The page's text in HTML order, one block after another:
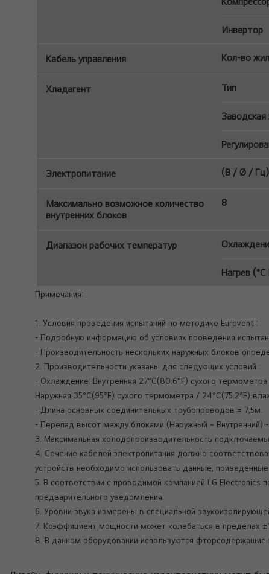
Инвертор
Кабель управления Кол-во
Хладагент Тип
Заводская
Электропитание (В / Ø / Гц)
Максимально возможное количество
внутренних блоков
8
Диапазон рабочих температур
Нагрев
Примечания:
1. Условия проведения испытаний по методике Eurovent :
- Подробную информацию об условиях проведения
- Производительность нескольких наружных блоков
2. Производительности указаны для следующих условий :
- Охлаждение: Внутренняя 27°C(80.6°F) сухого
Наружная 35°C(95°F) сухого термометра / 24°C(75.2°F)
- Длина основных соединительных трубопроводов = 7,5м.
- Перепад высот между блоками (Наружный ~ Внутренний) -
3. Максимальная холодопроизводительность
4. Сечение кабелей электропитания должно
устройств необходимо использовать данные, приведенные
5. В соответствии с проводимой компанией LG Electronics
предварительного уведомления.
6. Уровни звука измерены в специальной
7. Коэффициент мощности может колебаться в пределах
8. В данном оборудовании используются